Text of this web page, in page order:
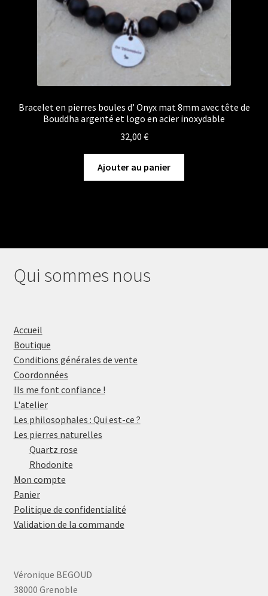
Bracelet en pierres boules d’ Onyx mat 8mm avec tête de
Bouddha argenté et logo en acier inoxydable
32,00 €
Ajouter au panier
Qui sommes nous
Accueil
Boutique
Conditions générales de vente
Coordonnées
Ils me font confiance !
L'atelier
Les philosophales : Qui est-ce ?
Les pierres naturelles
Quartz rose
Rhodonite
Mon compte
Panier
Politique de confidentialité
Validation de la commande
Véronique BEGOUD
38000 Grenoble